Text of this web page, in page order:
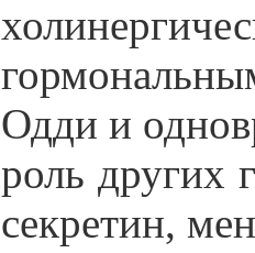
Одди и
роль других
секретин,